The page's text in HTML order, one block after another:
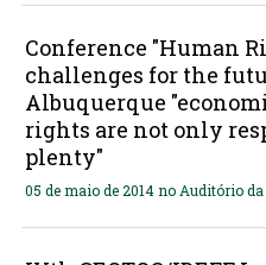
Conference "Human
challenges for the
Albuquerque
rights are not only
plenty"
05 de maio de 2014 no Auditório da